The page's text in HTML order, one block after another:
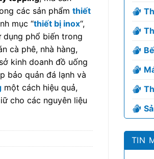
các sản phẩm thiết
mục “thiết bị inox“,
dụng phổ biến trong
cà phê, nhà hàng,
kinh doanh đồ uống
bảo quản đá lạnh và
một cách hiệu quả,
cho các nguyên liệu
TIN